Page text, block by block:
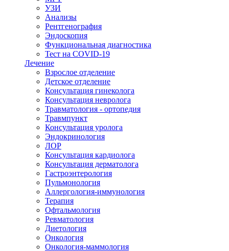
УЗИ
Анализы
Рентгенография
Эндоскопия
Функциональная диагностика
Тест на COVID-19
Лечение
Взрослое отделение
Детское отделение
Консультация гинеколога
Консультация невролога
Травматология - ортопедия
Травмпункт
Консультация уролога
Эндокринология
ЛОР
Консультация кардиолога
Консультация дерматолога
Гастроэнтерология
Пульмонология
Аллергология-иммунология
Терапия
Офтальмология
Ревматология
Диетология
Онкология
Онкология-маммология